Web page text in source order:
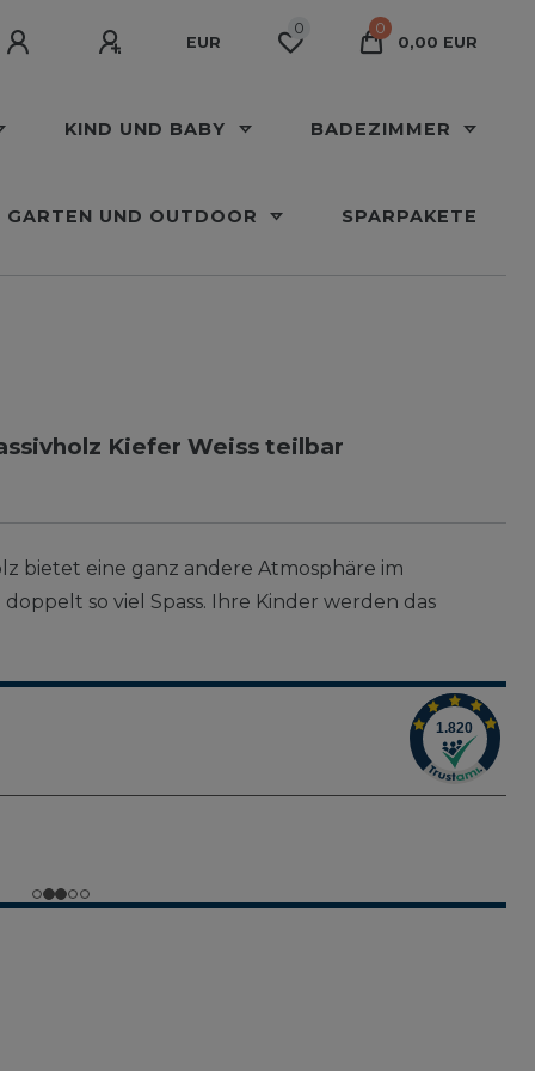
EUR
0
0
0,00 EUR
KIND UND BABY BADEZIMMER
GARTEN UND OUTDOOR SPARPAKETE
Kiefer Weiss teilbar
bietet eine ganz andere Atmosphäre im
so viel Spass. Ihre Kinder werden das